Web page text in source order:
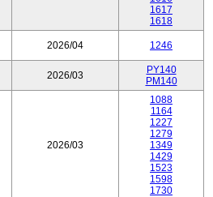
1617
1618
2026/04 1246
2026/03
PY140
PM140
2026/03
1088
1164
1227
1279
1349
1429
1523
1598
1730